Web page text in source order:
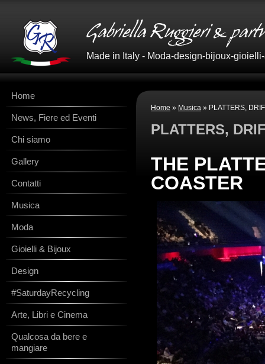
Made in Italy - Moda-design-bijoux-
Home » Musica » PLATTERS,
PLATTERS,
THE
COASTER
Home
News, Fiere ed Eventi
Chi siamo
Gallery
Contatti
Musica
Moda
Gioielli & Bijoux
Design
#SaturdayRecycling
Arte, Libri e Cinema
Qualcosa da bere e
mangiare